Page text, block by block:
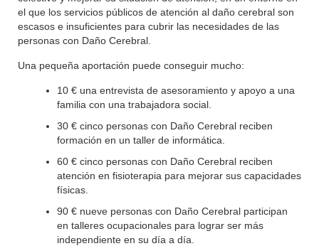
el que los servicios públicos de atención al daño cerebral son
escasos e insuficientes para cubrir las necesidades de las
personas con Daño Cerebral.
Una pequeña aportación puede conseguir mucho:
10 € una entrevista de asesoramiento y apoyo a una
familia con una trabajadora social.
30 € cinco personas con Daño Cerebral reciben
formación en un taller de informática.
60 € cinco personas con Daño Cerebral reciben
atención en fisioterapia para mejorar sus capacidades
físicas.
90 € nueve personas con Daño Cerebral participan
en talleres ocupacionales para lograr ser más
independiente en su día a día.